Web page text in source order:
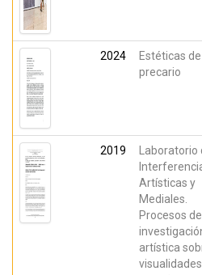
2024
Estéticas
precario
2019
Laboratorio
Artísticas y
Mediales.
Procesos de
artística
visualidades